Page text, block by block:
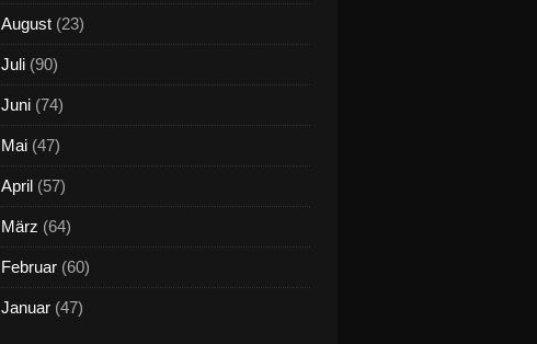
August (23)
Juli (90)
Juni (74)
Mai (47)
April (57)
März (64)
Februar (60)
Januar (47)